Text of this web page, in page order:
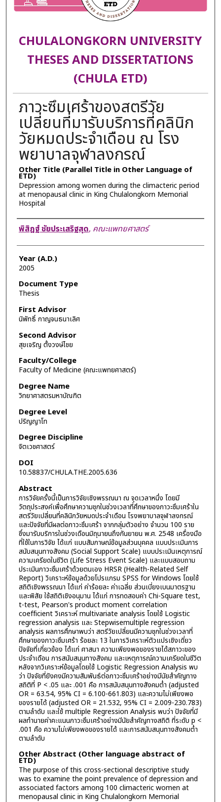
CHULALONGKORN UNIVERSITY
THESES AND DISSERTATIONS
(CHULA ETD)
ภาวะซึมเศร้าของสตรีวัย
เปลี่ยนที่มารับบริการที่คลินิก
วัยหมดประจำเดือน ณ โรง
พยาบาลจุฬาลงกรณ์
Other Title (Parallel Title in Other Language of
ETD)
Depression among women during the climacteric period
at menopausal clinic in King Chulalongkorn Memorial
Hospital
Author
พิสิฎฐ์ ชัยประเสริฐสุด, คณะแพทยศาสตร์
Year (A.D.)
2005
Document Type
Thesis
First Advisor
นิพัทธิ์ กาญจนธนาเลิศ
Second Advisor
สุขเจริญ ตั้งวงษ์ไชย
Faculty/College
Faculty of Medicine (คณะแพทยศาสตร์)
Degree Name
วิทยาศาสตรมหาบัณฑิต
Degree Level
ปริญญาโท
Degree Discipline
จิตเวชศาสตร์
DOI
10.58837/CHULA.THE.2005.636
Abstract
การวิจัยครั้งนี้เป็นการวิจัยเชิงพรรณนา ณ จุดเวลาหนึ่ง โดยมี
วัตถุประสงค์เพื่อศึกษาความชุกในช่วงเวลาที่ศึกษาของภาวะซึมเศร้าใน
สตรีวัยเปลี่ยนที่คลินิกวัยหมดประจำเดือน โรงพยาบาลจุฬาลงกรณ์
และปัจจัยที่มีผลต่อภาวะซึมเศร้า จากกลุ่มตัวอย่าง จำนวน 100 ราย
ซึ่งมารับบริการในช่วงเดือนมิถุนายนถึงกันยายน พ.ศ. 2548 เครื่องมือ
ที่ใช้ในการวิจัย ได้แก่ แบบสัมภาษณ์ข้อมูลส่วนบุคคล แบบประเมินการ
สนับสนุนทางสังคม (Social Support Scale) แบบประเมินเหตุการณ์
ความเครียดในชีวิต (Life Stress Event Scale) และแบบสอบถาม
ประเมินภาวะซึมเศร้าด้วยตนเอง HRSR (Health-Related Self
Report) วิเคราะห์ข้อมูลด้วยโปรแกรม SPSS for Windows โดยใช้
สถิติเชิงพรรณนา ได้แก่ ค่าร้อยละ ค่าเฉลี่ย ส่วนเบี่ยงเบนมาตรฐาน
และพิสัย ใช้สถิติเชิงอนุมาน ได้แก่ การทดสอบค่า Chi-Square test,
t-test, Pearson's product moment correlation
coefficient วิเคราะห์ multivariate analysis โดยใช้ Logistic
regression analysis และ Stepwisemultiple regression
analysis ผลการศึกษาพบว่า สตรีวัยเปลี่ยนมีความชุกในช่วงเวลาที่
ศึกษาของภาวะซึมเศร้า ร้อยละ 13 ในการวิเคราะห์ตัวแปรเชิงเดี่ยว
ปัจจัยที่เกี่ยวข้อง ได้แก่ ศาสนา ความเพียงพอของรายได้สภาวะของ
ประจำเดือน การสนับสนุนทางสังคม และเหตุการณ์ความเครียดในชีวิต
หลังจากวิเคราะห์ข้อมูลโดยใช้ Logistic Regression Analysis พบ
ว่า ปัจจัยที่ยังคงมีความสัมพันธ์ต่อภาวะซึมเศร้าอย่างมีนัยสำคัญทาง
สถิติที่ P < .05 และ .001 คือ การสนับสนุนทางสังคมต่ำ (adjusted
OR = 63.54, 95% CI = 6.100-661.803) และความไม่เพียงพอ
ของรายได้ (adjusted OR = 21.532, 95% CI = 2.009-230.783)
ตามลำดับ และใช้ multiple Regression Analysis พบว่า ปัจจัยที่มี
ผลทำนายค่าคะแนนภาวะซึมเศร้าอย่างมีนัยสำคัญทางสถิติ ที่ระดับ p <
.001 คือ ความไม่เพียงพอของรายได้ และการสนับสนุนทางสังคมต่ำ
ตามลำดับ
Other Abstract (Other language abstract of
ETD)
The purpose of this cross-sectional descriptive study
was to examine the point prevalence of depression and
associated factors among 100 climacteric women at
menopausal clinic in King Chulalongkorn Memorial